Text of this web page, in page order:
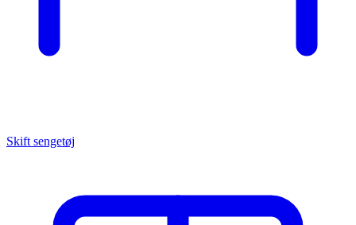
Skift sengetøj